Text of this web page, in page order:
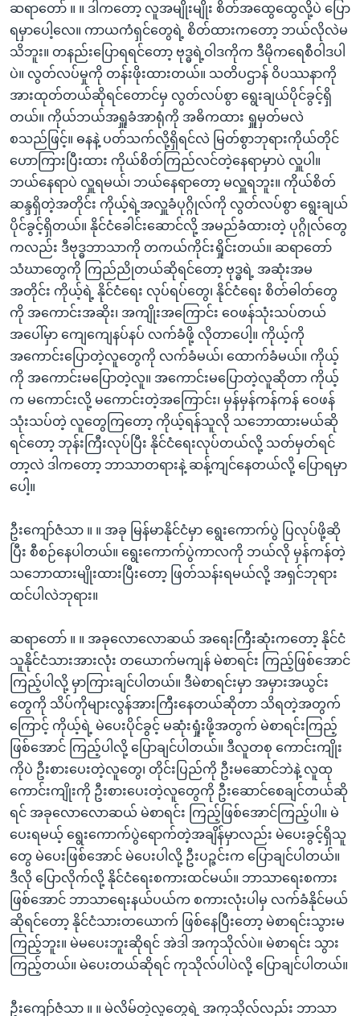
ဆရာတော် ။ ။ ဒါကတော့ လူအမျိုးမျိုး စိတ်အထွေထွေလို့ပဲ ပြော
ရမှာပေါ့လေ။ ကာယကံရှင်တွေရဲ့ စိတ်ထားကတော့ ဘယ်လိုလဲမ
သိဘူး။ တနည်းပြောရရင်တော့ ဗုဒ္ဓရဲ့ဝါဒကိုက ဒီမိုကရေစီဝါဒပါ
ပဲ။ လွတ်လပ်မှုကို တန်းဖိုးထားတယ်။ သတိပဌာန် ဝိပဿနာကို
အားထုတ်တယ်ဆိုရင်တောင်မှ လွတ်လပ်စွာ ရွေးချယ်ပိုင်ခွင့်ရှိ
တယ်။ ကိုယ်ဘယ်အရှူခံအာရုံကို အဓိကထား ရှူမှတ်မလဲ
စသည်ဖြင့်။ ဓနနဲ့ ပတ်သက်လို့ရှိရင်လဲ မြတ်စွာဘုရားကိုယ်တိုင်
ဟောကြားပြီးထား ကိုယ်စိတ်ကြည်လင်တဲ့နေရာမှာပဲ လှူပါ။
ဘယ်နေရာပဲ လှူရမယ်၊ ဘယ်နေရာတော့ မလှူရဘူး။ ကိုယ်စိတ်
ဆန္ဒရှိတဲ့အတိုင်း ကိုယ့်ရဲ့အလှူခံပုဂ္ဂိုလ်ကို လွတ်လပ်စွာ ရွေးချယ်
ပိုင်ခွင့်ရှိတယ်။ နိုင်ငံခေါင်းဆောင်လို့ အမည်ခံထားတဲ့ ပုဂ္ဂိုလ်တွေ
ကလည်း ဒီဗုဒ္ဓဘာသာကို တကယ်ကိုင်းရှိုင်းတယ်။ ဆရာတော်
သံဃာတွေကို ကြည်ညိုတယ်ဆိုရင်တော့ ဗုဒ္ဓရဲ့ အဆုံးအမ
အတိုင်း ကိုယ့်ရဲ့ နိုင်ငံရေး လုပ်ရပ်တွေ၊ နိုင်ငံရေး စိတ်ဓါတ်တွေ
ကို အကောင်းအဆိုး၊ အကျိုးအကြောင်း ဝေဖန်သုံးသပ်တယ်
အပေါ်မှာ ကျေကျေနပ်နပ် လက်ခံဖို့ လိုတာပေါ့။ ကိုယ့်ကို
အကောင်းပြောတဲ့လူတွေကို လက်ခံမယ်၊ ထောက်ခံမယ်။ ကိုယ့်
ကို အကောင်းမပြောတဲ့လူ။ အကောင်းမပြောတဲ့လူဆိုတာ ကိုယ့်
က မကောင်းလို့ မကောင်းတဲ့အကြောင်း၊ မှန်မှန်ကန်ကန် ဝေဖန်
သုံးသပ်တဲ့ လူတွေကြတော့ ကိုယ့်ရန်သူလို သဘောထားမယ်ဆို
ရင်တော့ ဘုန်းကြီးလုပ်ပြီး နိုင်ငံရေးလုပ်တယ်လို့ သတ်မှတ်ရင်
တာ့လဲ ဒါကတော့ ဘာသာတရားနဲ့ ဆန့်ကျင်နေတယ်လို့ ပြောရမှာ
ပေါ့။
ဦးကျော်ဇံသာ ။ ။ အခု မြန်မာနိုင်ငံမှာ ရွေးကောက်ပွဲ ပြလုပ်ဖို့ဆို
ပြီး စီစဉ်နေပါတယ်။ ရွေးကောက်ပွဲကာလကို ဘယ်လို မှန်ကန်တဲ့
သဘောထားမျိုးထားပြီးတော့ ဖြတ်သန်းရမယ်လို့ အရှင်ဘုရား
ထင်ပါလဲဘုရား။
ဆရာတော် ။ ။ အခုလောလောဆယ် အရေးကြီးဆုံးကတော့ နိုင်ငံ
သူနိုင်ငံသားအားလုံး တယောက်မကျန် မဲစာရင်း ကြည့်ဖြစ်အောင်
ကြည့်ပါလို့ မှာကြားချင်ပါတယ်။ ဒီမဲစာရင်းမှာ အမှားအယွင်း
တွေကို သိပ်ကိုများလွန်အားကြီးနေတယ်ဆိုတာ သိရတဲ့အတွက်
ကြောင့် ကိုယ့်ရဲ့ မဲပေးပိုင်ခွင့် မဆုံးရှုံးဖို့အတွက် မဲစာရင်းကြည့်
ဖြစ်အောင် ကြည့်ပါလို့ ပြောချင်ပါတယ်။ ဒီလူတစု ကောင်းကျိုး
ကိုပဲ ဦးစားပေးတဲ့လူတွေ၊ တိုင်းပြည်ကို ဦးမဆောင်ဘဲနဲ့ လူထု
ကောင်းကျိုးကို ဦးစားပေးတဲ့လူတွေကို ဦးဆောင်စေချင်တယ်ဆို
ရင် အခုလောလောဆယ် မဲစာရင်း ကြည့်ဖြစ်အောင်ကြည့်ပါ။ မဲ
ပေးရမယ့် ရွေးကောက်ပွဲရောက်တဲ့အချိန်မှာလည်း မဲပေးခွင့်ရှိသူ
တွေ မဲပေးဖြစ်အောင် မဲပေးပါလို့ ဦးပဉ္ဇင်းက ပြောချင်ပါတယ်။
ဒီလို ပြောလိုက်လို့ နိုင်ငံရေးစကားထင်မယ်။ ဘာသာရေးစကား
ဖြစ်အောင် ဘာသာရေးနယ်ပယ်က စကားလုံးပါမှ လက်ခံနိုင်မယ်
ဆိုရင်တော့ နိုင်ငံသားတယောက် ဖြစ်နေပြီးတော့ မဲစာရင်းသွားမ
ကြည့်ဘူး။ မဲမပေးဘူးဆိုရင် အဲဒါ အကုသိုလ်ပဲ။ မဲစာရင်း သွား
ကြည့်တယ်။ မဲပေးတယ်ဆိုရင် ကုသိုလ်ပါပဲလို့ ပြောချင်ပါတယ်။
ဦးကျော်ဇံသာ ။ ။ မဲလိမ်တဲ့လူတွေရဲ့ အကုသိုလ်လည်း ဘာသာ